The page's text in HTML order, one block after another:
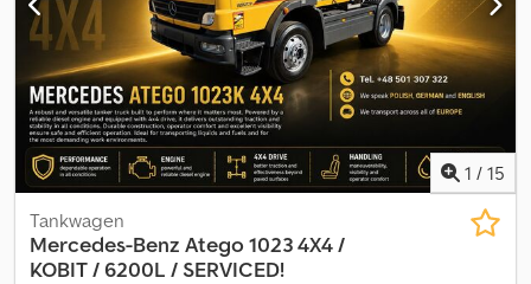
1 / 15
Tankwagen
Mercedes-Benz Atego 1023 4X4 /
KOBIT / 6200L / SERVICED!